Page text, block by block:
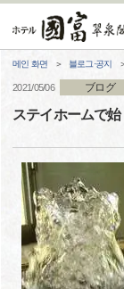
메인 화면 블로그·공지
2021/05/06 ブログ
ステイホームで